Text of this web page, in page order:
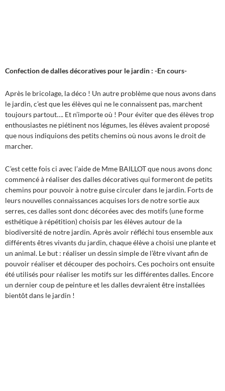
Confection de dalles décoratives pour le jardin : -En cours-
Après le bricolage, la déco ! Un autre problème que nous avons dans
le jardin, c’est que les élèves qui ne le connaissent pas, marchent
toujours partout…. Et n’importe où ! Pour éviter que des élèves trop
enthousiastes ne piétinent nos légumes, les élèves avaient proposé
que nous indiquions des petits chemins où nous avons le droit de
marcher.
C’est cette fois ci avec l’aide de Mme BAILLOT que nous avons donc
commencé à réaliser des dalles décoratives qui formeront de petits
chemins pour pouvoir à notre guise circuler dans le jardin. Forts de
leurs nouvelles connaissances acquises lors de notre sortie aux
serres, ces dalles sont donc décorées avec des motifs (une forme
esthétique à répétition) choisis par les élèves autour de la
biodiversité de notre jardin. Après avoir réfléchi tous ensemble aux
différents êtres vivants du jardin, chaque élève a choisi une plante et
un animal. Le but : réaliser un dessin simple de l’être vivant afin de
pouvoir réaliser et découper des pochoirs. Ces pochoirs ont ensuite
été utilisés pour réaliser les motifs sur les différentes dalles. Encore
un dernier coup de peinture et les dalles devraient être installées
bientôt dans le jardin !